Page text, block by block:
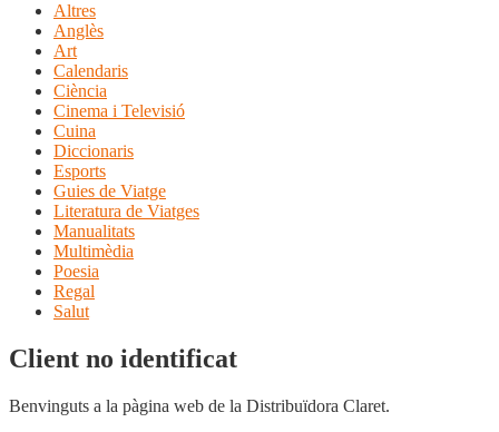
Altres
Anglès
Art
Calendaris
Ciència
Cinema i Televisió
Cuina
Diccionaris
Esports
Guies de Viatge
Literatura de Viatges
Manualitats
Multimèdia
Poesia
Regal
Salut
Client no identificat
Benvinguts a la pàgina web de la Distribuïdora Claret.